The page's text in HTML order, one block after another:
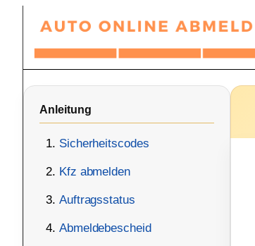
springen
Anleitung
Sicherheitscodes
Kfz abmelden
Auftragsstatus
Abmeldebescheid